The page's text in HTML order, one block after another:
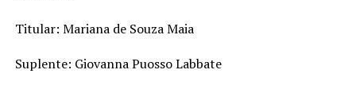
Titular: Mariana de Souza Maia
Suplente: Giovanna Puosso Labbate